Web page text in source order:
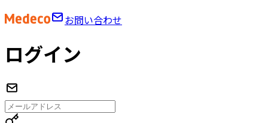
お問い合わせ
ログイン